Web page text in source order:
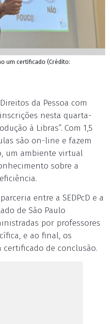
um certificado (Crédito:
da Pessoa com
nesta quarta-
à Libras”. Com 1,5
são on-line e fazem
um ambiente virtual
sobre a
entre a SEDPcD e a
de São Paulo
por professores
e ao final, os
de conclusão.